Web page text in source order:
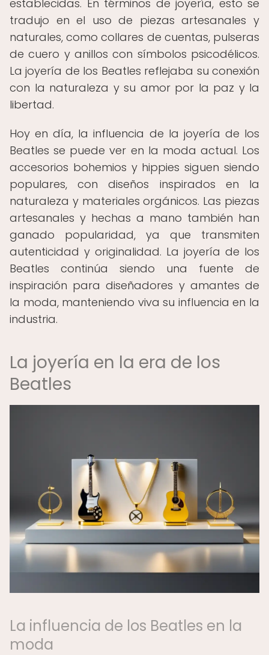
establecidas. En términos de joyería, esto se
tradujo en el uso de piezas artesanales y
naturales, como collares de cuentas, pulseras
de cuero y anillos con símbolos psicodélicos.
La joyería de los Beatles reflejaba su conexión
con la naturaleza y su amor por la paz y la
libertad.
Hoy en día, la influencia de la joyería de los
Beatles se puede ver en la moda actual. Los
accesorios bohemios y hippies siguen siendo
populares, con diseños inspirados en la
naturaleza y materiales orgánicos. Las piezas
artesanales y hechas a mano también han
ganado popularidad, ya que transmiten
autenticidad y originalidad. La joyería de los
Beatles continúa siendo una fuente de
inspiración para diseñadores y amantes de
la moda, manteniendo viva su influencia en la
industria.
La joyería en la era de los
Beatles
La influencia de los Beatles en la
moda